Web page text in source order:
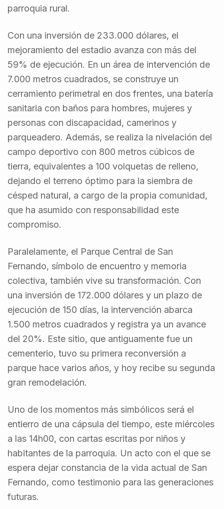
parroquia rural.
Con una inversión de 233.000 dólares, el
mejoramiento del estadio avanza con más del
59% de ejecución. En un área de intervención de
7.000 metros cuadrados, se construye un
cerramiento perimetral en dos frentes, una batería
sanitaria con baños para hombres, mujeres y
personas con discapacidad, camerinos y
parqueadero. Además, se realiza la nivelación del
campo deportivo con 800 metros cúbicos de
tierra, equivalentes a 100 volquetas de relleno,
dejando el terreno óptimo para la siembra de
césped natural, a cargo de la propia comunidad,
que ha asumido con responsabilidad este
compromiso.
Paralelamente, el Parque Central de San
Fernando, símbolo de encuentro y memoria
colectiva, también vive su transformación. Con
una inversión de 172.000 dólares y un plazo de
ejecución de 150 días, la intervención abarca
1.500 metros cuadrados y registra ya un avance
del 20%. Este sitio, que antiguamente fue un
cementerio, tuvo su primera reconversión a
parque hace varios años, y hoy recibe su segunda
gran remodelación.
Uno de los momentos más simbólicos será el
entierro de una cápsula del tiempo, este miércoles
a las 14h00, con cartas escritas por niños y
habitantes de la parroquia. Un acto con el que se
espera dejar constancia de la vida actual de San
Fernando, como testimonio para las generaciones
futuras.